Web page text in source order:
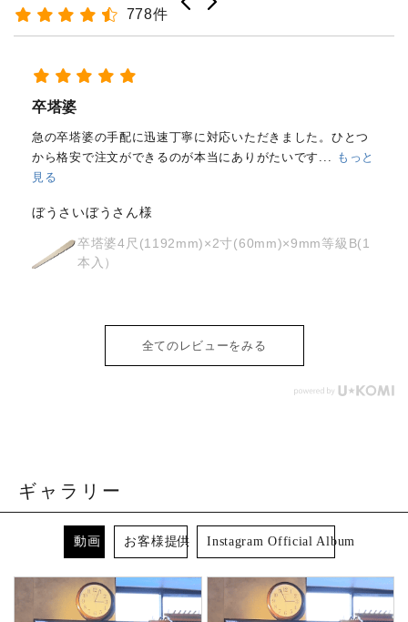
778件
経木塔婆・水塔婆五輪型１尺
(303mm)×62mm×0.4mm(200...
もっと見る
はじめて注文しました。メールと電話で内容照会しました
が、どちらも丁寧に対応していただきました。製品の
osyoh様
経木塔婆・水塔婆五輪型１尺
全てのレビューをみる
ギャラリー
動画 お客様提供 Instagram Official Album